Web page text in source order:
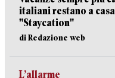
italiani restano a
"Staycation"
di Redazione web
L’allarme